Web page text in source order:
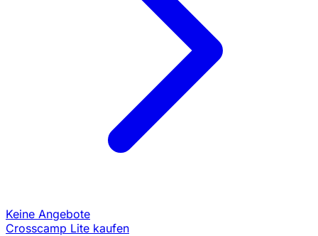
Keine Angebote
Crosscamp Lite kaufen